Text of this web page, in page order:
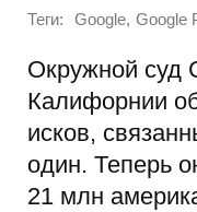
Теги: Google, Google
Окружной суд
Калифорнии
исков,
один. Теперь
21 млн